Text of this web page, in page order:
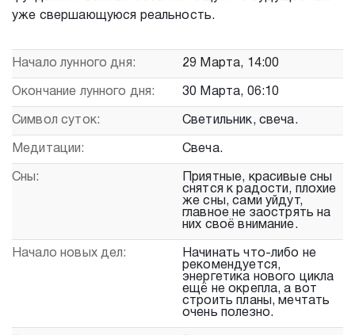
уже свершающуюся реальность.
Начало лунного дня: 29 Марта, 14:00
Окончание лунного дня: 30 Марта, 06:10
Символ суток: Светильник, свеча.
Медитации: Свеча.
Сны:
Приятные, красивые сны
снятся к радости, плохие
же сны, сами уйдут,
главное не заострять на
них своё внимание.
Начало новых дел:
Начинать что-либо не
рекомендуется,
энергетика нового цикла
ещё не окрепла, а вот
строить планы, мечтать
очень полезно.